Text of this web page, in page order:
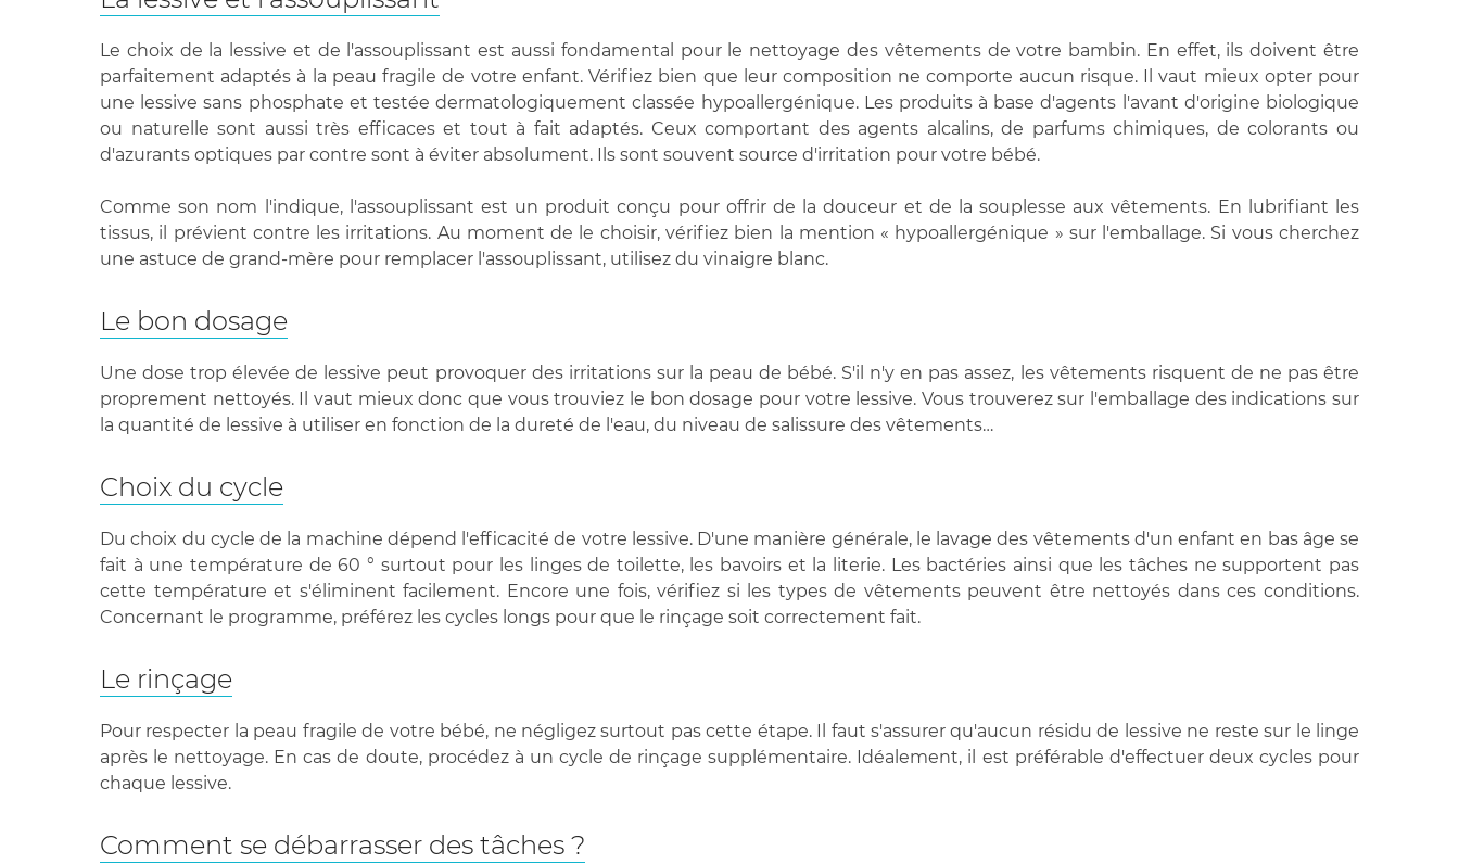
Le choix de la lessive et de l'assouplissant est aussi fondamental pour le nettoyage des vêtements de votre bambin. En effet, ils doivent être
parfaitement adaptés à la peau fragile de votre enfant. Vérifiez bien que leur composition ne comporte aucun risque. Il vaut mieux opter pour
une lessive sans phosphate et testée dermatologiquement classée hypoallergénique. Les produits à base d'agents l'avant d'origine biologique
ou naturelle sont aussi très efficaces et tout à fait adaptés. Ceux comportant des agents alcalins, de parfums chimiques, de colorants ou
d'azurants optiques par contre sont à éviter absolument. Ils sont souvent source d'irritation pour votre bébé.
Comme son nom l'indique, l'assouplissant est un produit conçu pour offrir de la douceur et de la souplesse aux vêtements. En lubrifiant les
tissus, il prévient contre les irritations. Au moment de le choisir, vérifiez bien la mention « hypoallergénique » sur l'emballage. Si vous cherchez
une astuce de grand-mère pour remplacer l'assouplissant, utilisez du vinaigre blanc.
Le bon dosage
Une dose trop élevée de lessive peut provoquer des irritations sur la peau de bébé. S'il n'y en pas assez, les vêtements risquent de ne pas être
proprement nettoyés. Il vaut mieux donc que vous trouviez le bon dosage pour votre lessive. Vous trouverez sur l'emballage des indications sur
la quantité de lessive à utiliser en fonction de la dureté de l'eau, du niveau de salissure des vêtements…
Choix du cycle
Du choix du cycle de la machine dépend l'efficacité de votre lessive. D'une manière générale, le lavage des vêtements d'un enfant en bas âge se
fait à une température de 60 ° surtout pour les linges de toilette, les bavoirs et la literie. Les bactéries ainsi que les tâches ne supportent pas
cette température et s'éliminent facilement. Encore une fois, vérifiez si les types de vêtements peuvent être nettoyés dans ces conditions.
Concernant le programme, préférez les cycles longs pour que le rinçage soit correctement fait.
Le rinçage
Pour respecter la peau fragile de votre bébé, ne négligez surtout pas cette étape. Il faut s'assurer qu'aucun résidu de lessive ne reste sur le linge
après le nettoyage. En cas de doute, procédez à un cycle de rinçage supplémentaire. Idéalement, il est préférable d'effectuer deux cycles pour
chaque lessive.
Comment se débarrasser des tâches ?